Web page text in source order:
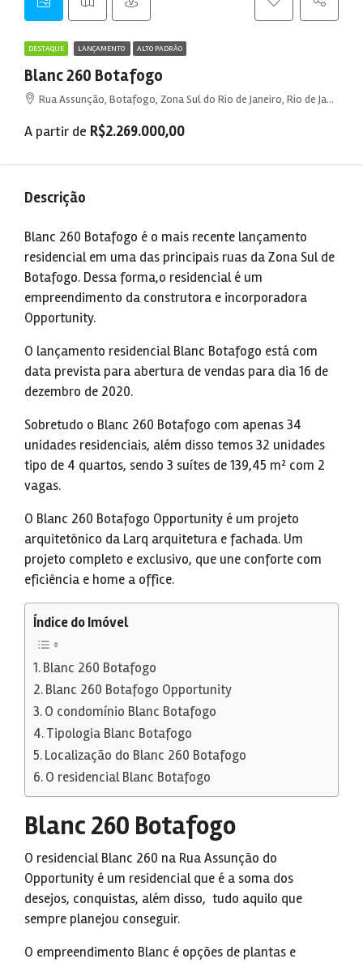
DESTAQUE LANÇAMENTO ALTO PADRÃO
Blanc 260 Botafogo
Rua Assunção, Botafogo, Zona Sul do Rio de Janeiro, Rio de Janeiro, Região Geográfica Imediata do Rio de Janeiro, Região Metropolitana do Rio de Janeiro, Região Geográfica Intermediária do Rio de Janeiro, Rio de Janeiro, Região Sudeste, 22251-060, Brasil
A partir de R$2.269.000,00
Descrição
Blanc 260 Botafogo é o mais recente lançamento
residencial em uma das principais ruas da Zona Sul de
Botafogo. Dessa forma,o residencial é um
empreendimento da construtora e incorporadora
Opportunity.
O lançamento residencial Blanc Botafogo está com
data prevista para abertura de vendas para dia 16 de
dezembro de 2020.
Sobretudo o Blanc 260 Botafogo com apenas 34
unidades residenciais, além disso temos 32 unidades
tipo de 4 quartos, sendo 3 suítes de 139,45 m² com 2
vagas.
O Blanc 260 Botafogo Opportunity é um projeto
arquitetônico da Larq arquitetura e fachada. Um
projeto completo e exclusivo, que une conforte com
eficiência e home a office.
Índice do Imóvel
Blanc 260 Botafogo
Blanc 260 Botafogo Opportunity
O condomínio Blanc Botafogo
Tipologia Blanc Botafogo
Localização do Blanc 260 Botafogo
O residencial Blanc Botafogo
Blanc 260 Botafogo
O residencial Blanc 260 na Rua Assunção do
Opportunity é um residencial que é a soma dos
desejos, conquistas, além disso, tudo aquilo que
sempre planejou conseguir.
O empreendimento Blanc é opções de plantas e